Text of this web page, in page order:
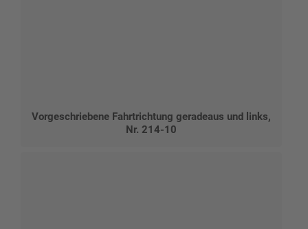
Vorgeschriebene Fahrtrichtung geradeaus und links,
Nr. 214-10